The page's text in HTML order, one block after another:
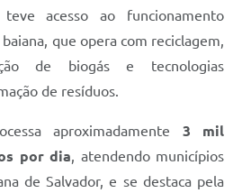
acesso ao funcionamento
que opera com reciclagem,
de biogás e tecnologias
de resíduos.
aproximadamente 3 mil
por dia, atendendo municípios
de Salvador, e se destaca pela